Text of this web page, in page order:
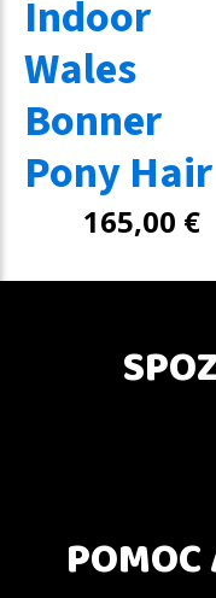
Indoor
Wales
Bonner
Pony Hair
165,00 €